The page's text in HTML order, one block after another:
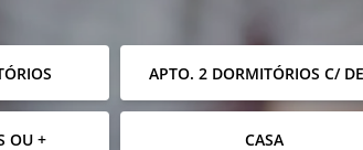
APTO. 2 DORMITÓRIOS C/
OU + CASA